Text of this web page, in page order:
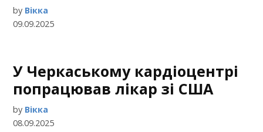
by Вікка
09.09.2025
У Черкаському кардіоцентрі
попрацював лікар зі США
by Вікка
08.09.2025